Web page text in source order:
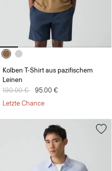
Kolben T-Shirt aus pazifischem
Leinen
Preis reduziert von
190.00 € auf
95.00 €
Letzte Chance